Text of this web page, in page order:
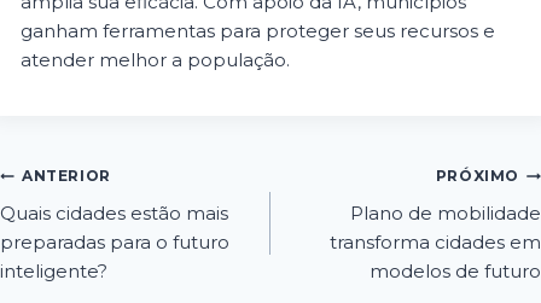
ganham ferramentas para proteger seus recursos e
atender melhor a população.
ANTERIOR
Quais cidades estão mais
preparadas para o futuro
inteligente?
PRÓXIMO
Plano de mobilidade
transforma cidades em
modelos de futuro